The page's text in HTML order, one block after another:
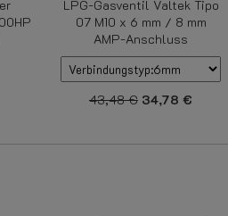
LPG-Gasventil Valtek Tipo
07 M10 x 6 mm / 8 mm
AMP-Anschluss
43,48 € 34,78 €